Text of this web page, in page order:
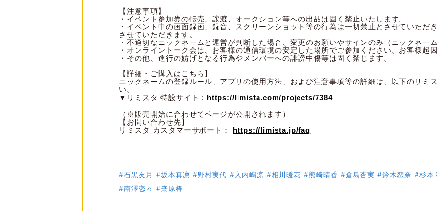
【注意事項】
・イベント参加券の転売、譲渡、オークション等への出品は固く禁止いたします。
・イベント中の画面録画、録音、スクリーンショット等の行為は一切禁止とさせていた
させていただきます。
・不適切なニックネームと運営が判断した場合、変更のお願いやサインのみ（ニックネー
・オンライントーク会は、お客様の通信環境の安定した場所でご参加ください。お客様起
・その他、進行の妨げとなる行為やメンバーへの誹謗中傷等は固く禁じます。
【詳細・ご購入はこちら】
ニックネームの登録ルール、アプリの使用方法、および注意事項等の詳細は、以下のリミ
い。
▼リミスタ 特設サイト：
https://limista.com/projects/7384
（※販売開始に合わせてページが公開されます）
【お問い合わせ先】
リミスタ カスタマーサポート：
https://limista.jp/faq
#石黒友月 #坂本真凛 #野村実代 #入内嶋涼 #相川暖花 #熊崎晴香 #倉島杏実 #鈴木恋奈 #杉本
#南澤恋々
#桒原椿